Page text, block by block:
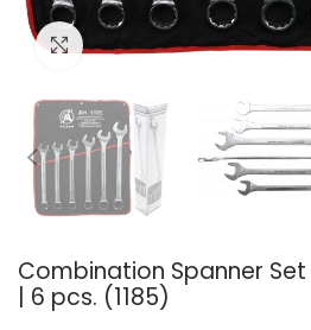
Palielināt attēlu
Combination Spanner
| 6 pcs. (1185)